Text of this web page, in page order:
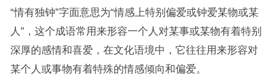
“情有独钟”字面意思为“情感上特别偏爱或钟爱某物或某
人”，这个成语常用来形容一个人对某事或某物有着特别
深厚的感情和喜爱，在文化语境中，它往往用来形容对
某个人或事物有着特殊的情感倾向和偏爱。